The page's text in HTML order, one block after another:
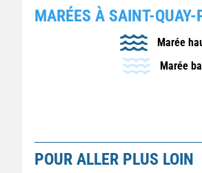
MARÉES À SAINT-QUAY-
Marée
Marée
POUR ALLER PLUS LOIN